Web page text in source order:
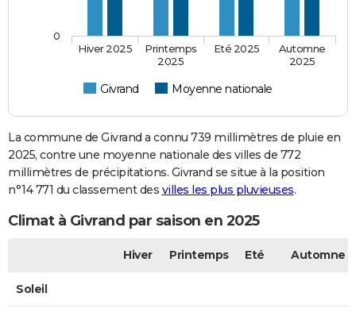
Givrand Moyenne nationale
Hiver 2025
Printemps
2025
Eté 2025
Automne
2025
0
La commune de Givrand a connu 739 millimètres de pluie en
2025, contre une moyenne nationale des villes de 772
millimètres de précipitations. Givrand se situe à la position
n°14 771 du classement des villes les plus pluvieuses.
Climat à Givrand par saison en 2025
Hiver Printemps Eté Automne
Soleil